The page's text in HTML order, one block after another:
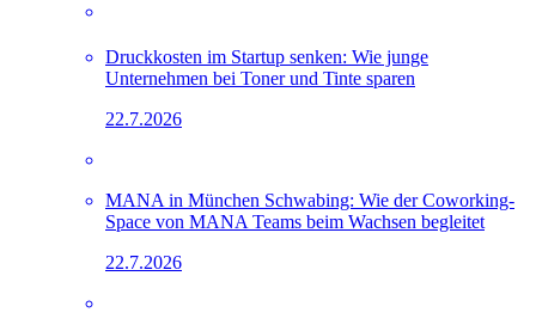
Druckkosten im Startup senken: Wie junge
Unternehmen bei Toner und Tinte sparen
22.7.2026
MANA in München Schwabing: Wie der Coworking-
Space von MANA Teams beim Wachsen begleitet
22.7.2026